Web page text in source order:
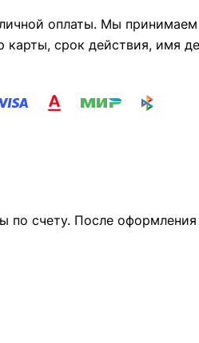
оплаты. Мы
карты, срок действия, имя
счету. После